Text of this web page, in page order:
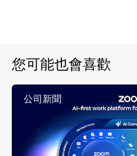
您可能也會喜歡
公司新聞